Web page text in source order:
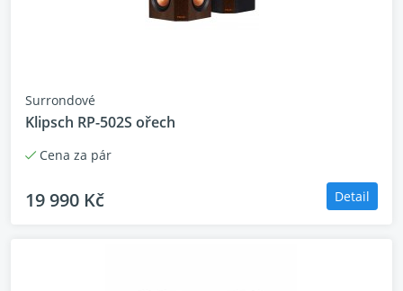
Surrondové
Klipsch RP-502S ořech
Cena za pár
19 990 Kč Detail